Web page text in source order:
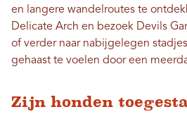
en langere wandelroutes te
Delicate Arch en bezoek Devils
of verder naar nabijgelegen
gehaast te voelen door een
Zijn honden